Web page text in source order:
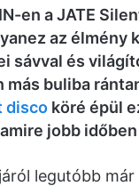
en a JATE
az élmény
sávval és
buliba
disco köré épül
jobb
legutóbb